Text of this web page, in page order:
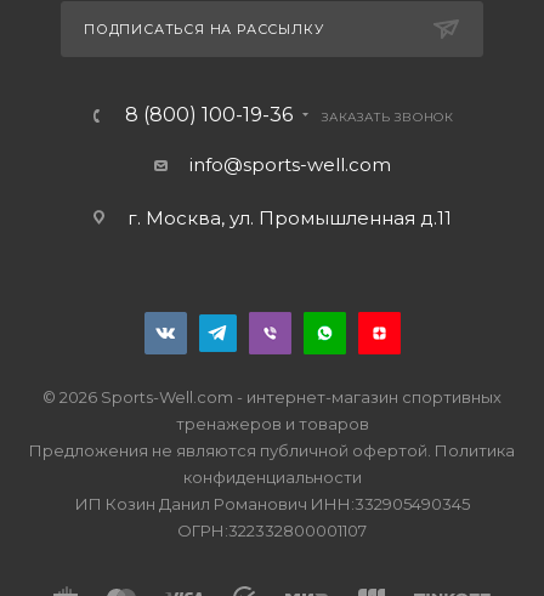
ПОДПИСАТЬСЯ НА РАССЫЛКУ
8 (800) 100-19-36 ЗАКАЗАТЬ ЗВОНОК
info@sports-well.com
г. Москва, ул. Промышленная д.11
© 2026 Sports-Well.com - интернет-магазин спортивных
тренажеров и товаров
Предложения не являются публичной офертой. Политика
конфиденциальности
ИП Козин Данил Романович ИНН:332905490345
ОГРН:322332800001107